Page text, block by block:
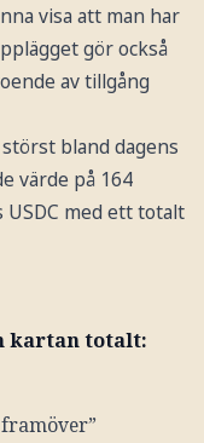
visa att man har
gör också
av tillgång
bland dagens
värde på 164
USDC med ett totalt
kartan totalt: